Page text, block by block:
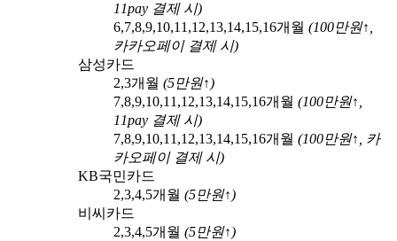
11pay 결제 시)
6,7,8,9,10,11,12,13,14,15,16개월 (100만원↑,
카카오페이결제 시)
삼성카드
2,3개월 (5만원↑)
7,8,9,10,11,12,13,14,15,16개월 (100만원↑,
11pay 결제 시)
7,8,9,10,11,12,13,14,15,16개월 (100만원↑, 카
카오페이결제 시)
KB국민카드
2,3,4,5개월 (5만원↑)
비씨카드
2,3,4,5개월 (5만원↑)